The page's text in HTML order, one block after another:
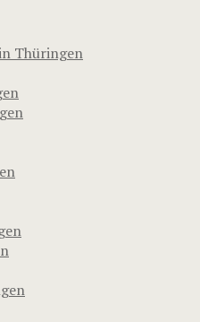
Thüringen